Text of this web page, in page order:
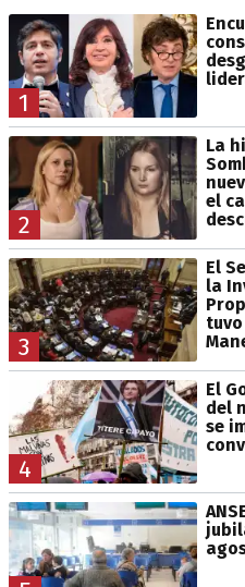
1
2
La
el
3
El
la
4
El
del
se